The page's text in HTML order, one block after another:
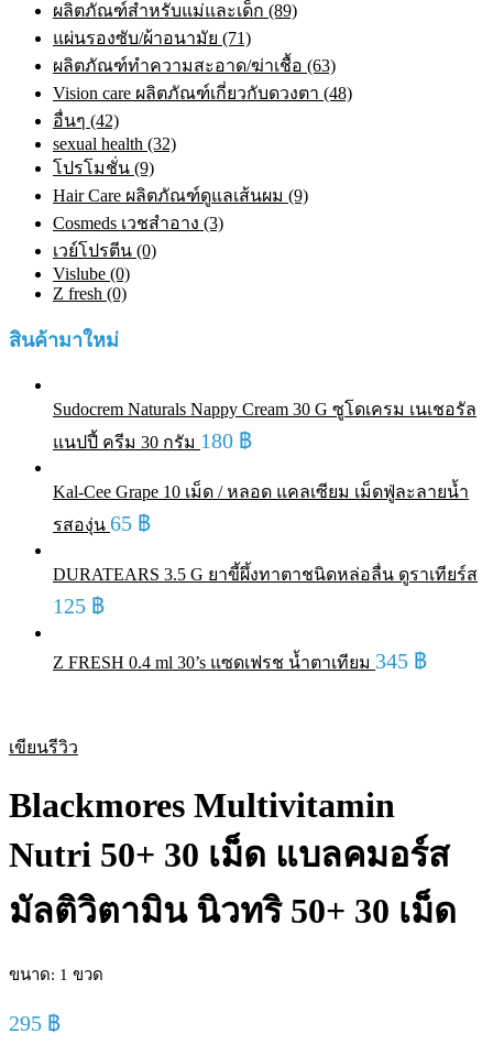
ผลิตภัณฑ์สำหรับแม่และเด็ก (89)
แผ่นรองซับ/ผ้าอนามัย (71)
ผลิตภัณฑ์ทําความสะอาด/ฆ่าเชื้อ (63)
Vision care ผลิตภัณฑ์เกี่ยวกับดวงตา (48)
อื่นๆ (42)
sexual health (32)
โปรโมชั่น (9)
Hair Care ผลิตภัณฑ์ดูแลเส้นผม (9)
Cosmeds เวชสําอาง (3)
เวย์โปรตีน (0)
Vislube (0)
Z fresh (0)
สินค้ามาใหม่
Sudocrem Naturals Nappy Cream 30 G ซูโดเครม เนเชอรัล
แนปปี้ ครีม 30 กรัม 180 ฿
Kal-Cee Grape 10 เม็ด / หลอด แคลเซียม เม็ดฟู่ละลายน้ำ
รสองุ่น 65 ฿
DURATEARS 3.5 G ยาขี้ผึ้งทาตาชนิดหล่อลื่น ดูราเทียร์ส
125 ฿
Z FRESH 0.4 ml 30’s แซดเฟรช น้ำตาเทียม 345 ฿
เขียนรีวิว
Blackmores Multivitamin
Nutri 50+ 30 เม็ด แบลคมอร์ส
มัลติวิตามิน นิวทริ 50+ 30 เม็ด
ขนาด: 1 ขวด
295 ฿